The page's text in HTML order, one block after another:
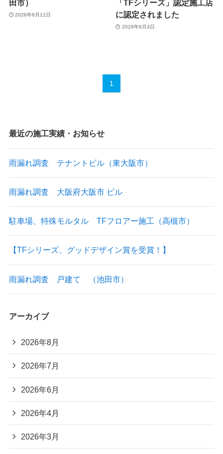
田市）
2026年6月11日
「TFシリーズ」認定施工店
に認定されました
2026年6月3日
1
最近の施工実績・お知らせ
雨漏れ調査 テナントビル（東大阪市）
雨漏れ調査 大阪府大阪市 ビル
駐車場、特殊モルタル TFフロアー施工（高槻市）
【TFシリーズ、グッドデザイン賞を受賞！】
雨漏れ調査 戸建て （池田市）
アーカイブ
2026年8月
2026年7月
2026年6月
2026年4月
2026年3月